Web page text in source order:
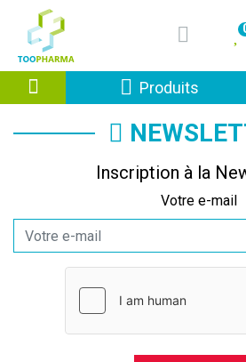
Produits
Inscription à la
Votre e-mail